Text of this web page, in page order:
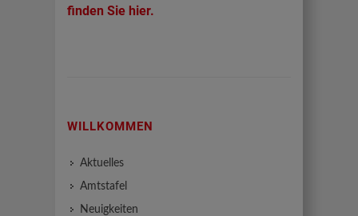
finden Sie hier.
WILLKOMMEN
Aktuelles
Amtstafel
Neuigkeiten